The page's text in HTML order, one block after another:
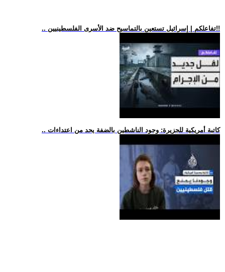
.. تفاعلكم | إسرائيل تستعين بالتماسيح ضد الأسرى الفلسطينيين!!
.. كاتبة أمريكية للجزيرة: وجود الناشطين بالضفة يحد من اعتداءات